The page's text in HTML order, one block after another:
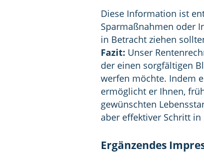
Diese Information ist
Sparmaßnahmen oder
in Betracht ziehen
Fazit: Unser
der einen sorgfältigen
werfen möchte. Indem
ermöglicht er Ihnen,
gewünschten
aber effektiver Schritt
Ergänzendes